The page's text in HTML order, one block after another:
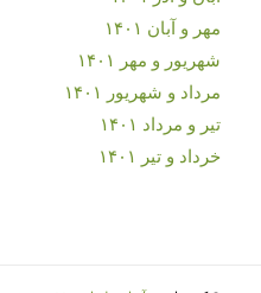
مهر و آبان ۱۴۰۱
شهریور و مهر ۱۴۰۱
مرداد و شهریور ۱۴۰۱
تیر و مرداد ۱۴۰۱
خرداد و تیر ۱۴۰۱